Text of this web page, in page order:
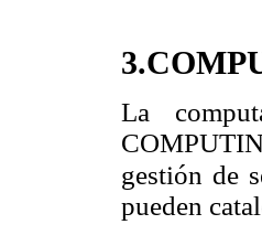
La
gestión de
pueden